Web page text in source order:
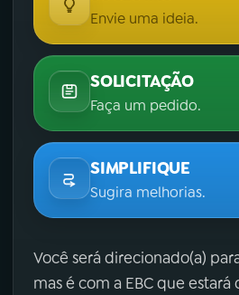
Envie uma ideia.
SOLICITAÇÃO
Faça um pedido.
SIMPLIFIQUE
Sugira melhorias.
Você será direcionado(a)
mas é com a EBC que